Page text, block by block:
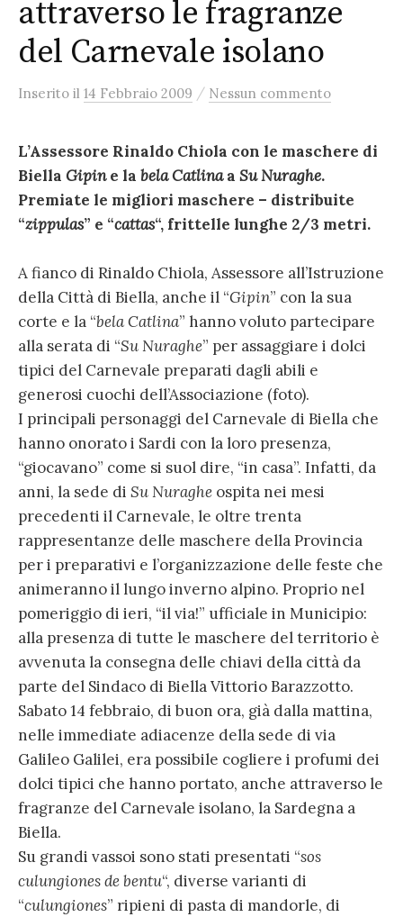
attraverso le fragranze
del Carnevale isolano
Inserito il 14 Febbraio 2009 / Nessun commento
L’Assessore Rinaldo Chiola con le maschere di
Biella Gipine la bela Catlinaa Su Nuraghe.
Premiate le migliori maschere – distribuite
“zippulas” e “cattas“, frittelle lunghe 2/3 metri.
A fianco di Rinaldo Chiola, Assessore all’Istruzione
della Città di Biella, anche il “Gipin” con la sua
corte e la “bela Catlina” hanno voluto partecipare
alla serata di “Su Nuraghe” per assaggiare i dolci
tipici del Carnevale preparati dagli abili e
generosi cuochi dell’Associazione (foto).
I principali personaggi del Carnevale di Biella che
hanno onorato i Sardi con la loro presenza,
“giocavano” come si suol dire, “in casa”. Infatti, da
anni, la sede di Su Nuraghe ospita nei mesi
precedenti il Carnevale, le oltre trenta
rappresentanze delle maschere della Provincia
per i preparativi e l’organizzazione delle feste che
animeranno il lungo inverno alpino. Proprio nel
pomeriggio di ieri, “il via!” ufficiale in Municipio:
alla presenza di tutte le maschere del territorio è
avvenuta la consegna delle chiavi della città da
parte del Sindaco di Biella Vittorio Barazzotto.
Sabato 14 febbraio, di buon ora, già dalla mattina,
nelle immediate adiacenze della sede di via
Galileo Galilei, era possibile cogliere i profumi dei
dolci tipici che hanno portato, anche attraverso le
fragranze del Carnevale isolano, la Sardegna a
Biella.
Su grandi vassoi sono stati presentati “sos
culungiones de bentu“, diverse varianti di
“culungiones” ripieni di pasta di mandorle, di